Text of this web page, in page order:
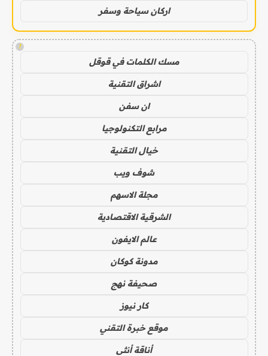
اركان سياحة وسفر
!
مسك الكلمات في قوقل
اشراق التقنية
ان سفن
مرابع التكنولوجيا
خيال التقنية
شوف ويب
مجلة الاسهم
الشرقية الاقتصادية
عالم الايفون
مدونة كوكان
صحيفة نهج
كار نيوز
موقع خبرة التقني
أناقة أنثى